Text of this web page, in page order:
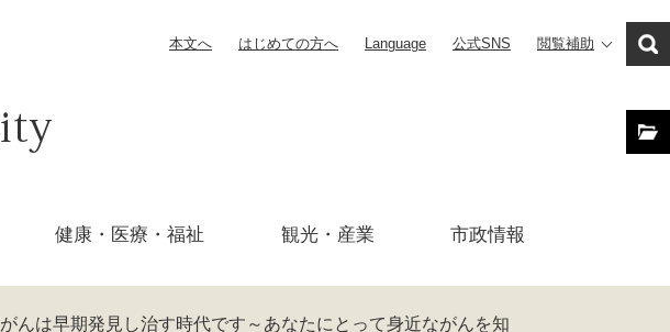
本文へ はじめての方へ Language 公式SNS 閲覧補助
健康・医療・ 福祉 観光・産業 市政情報
がんは早期発見し治す時代です～あなたにとって身近ながんを知